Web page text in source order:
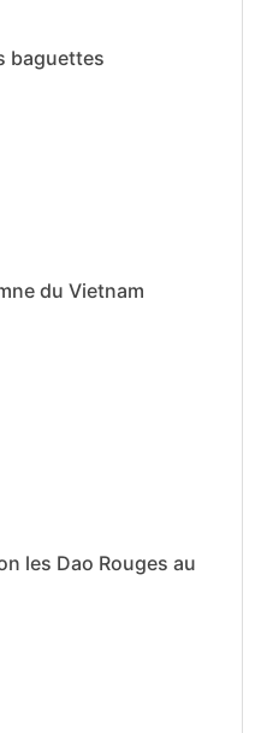
baguettes
du Vietnam
les Dao Rouges au